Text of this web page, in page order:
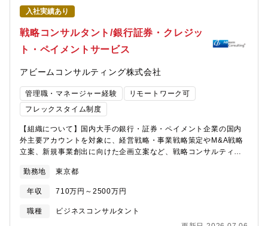
お客様に価値を提供しています。そのため、入社後はご自身の志
向やキャリアビジョンに応じて、業界・テーマ・ソリューション
を横断した多様なキャリアを描くことが可能です。■ファンクショ
ンコンサルティング（企業の部門別チーム）事業戦略・経営管
理、販売・サービス・マーケティング、ロジスティクス・サプラ
イアントの各領域に特化した変革を推進するグループです。業界
を横断してプロジェクトを経験でき、コンサルタントとしてのベ
ースを身に着けることができます。■インダストリーコンサルティ
ング（業界別チーム）業界のスペシャリストとして、コンサルテ
ィングのキャリアを築きます。世界各国において、お客様が業界
を牽引していくために、業界のコンバージェンスを利用し、収益
を改善しながら新たな成長機会を獲得できるよう、業界を超えた
提携の促進を支援します。■テクノロジーストラテジー＆アドバイ
トランスフォーメーション」「先端技術を用いた業界の垣根を超
えたイノベーションの創出」をミッションに、CEO/CxOをはじめ
ト】■教育体制が手厚く、営業・営業企画・マーケティング・経営
企画・事業企画/開発・サービス企画/開発・DX推進など多様なご
入社実績あり
戦略コンサルタント/銀行証券・クレジッ
ト・ペイメントサービス
アビームコンサルティング株式会社
管理職・マネージャー経験
リモートワーク可
フレックスタイム制度
【組織について】国内大手の銀行・証券・ペイメント企業の国内
外主要アカウントを対象に、経営戦略・事業戦略策定やM&A戦略
立案、新規事業創出に向けた企画立案など、戦略コンサルティン
し、産業アジェンダを踏まえた大胆な構造改革や新規事業立上げ
を主導する役割を担います。■業界向け戦略策定■主要アカウント
の経営戦略・事業戦略策定■異業種連携など、新たなビジネスモデ
ル創出に向けた戦略的アプローチ■業務プロセス改革やデジタル化
勤務地 東京都
年収 710万円～2500万円
職種
ビジネスコンサルタント